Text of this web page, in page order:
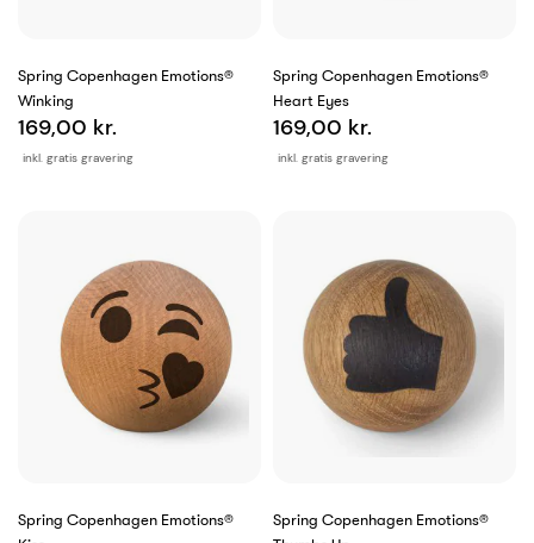
Spring Copenhagen Emotions®
Winking
inkl. gratis gravering
169,00 kr.
Spring Copenhagen Emotions®
Heart Eyes
inkl. gratis gravering
169,00 kr.
Spring Copenhagen Emotions®
Spring Copenhagen Emotions®